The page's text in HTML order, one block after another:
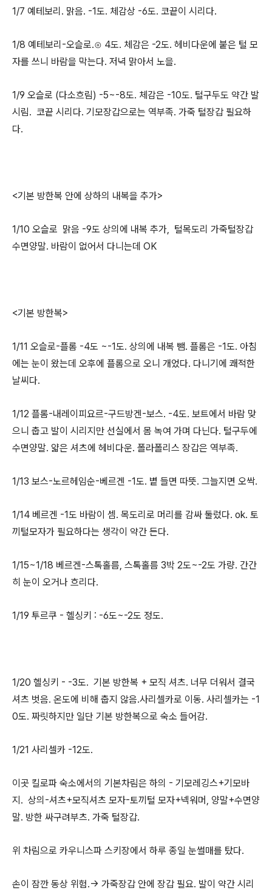
1/7 예테보리. 맑음. -1도. 체감상 -6도. 코끝이 시리다.
1/8 예테보리-오슬로.⊙ 4도. 체감은 -2도. 헤비다운에 붙은 털 모
자를 쓰니 바람을 막는다. 저녁 맑아서 노을.
1/9 오슬로 (다소흐림) -5~-8도. 체감은 -10도. 털구두도 약간 발
시림. 코끝 시리다. 기모장갑으로는 역부족. 가죽 털장갑 필요하
다.
<기본 방한복 안에 상하의 내복을 추가>
1/10 오슬로 맑음 -9도 상의에 내복 추가, 털목도리 가죽털장갑
수면양말. 바람이 없어서 다니는데 OK
<기본 방한복>
1/11 오슬로-플롬 -4도 ~-1도. 상의에 내복 뺌. 플롬은 -1도. 아침
에는 눈이 왔는데 오후에 플롬으로 오니 개었다. 다니기에 쾌적한
날씨다.
1/12 플롬-내레이피요르-구드방겐-보스. -4도. 보트에서 바람 맞
으니 춥고 발이 시리지만 선실에서 몸 녹여 가며 다닌다. 털구두에
수면양말. 얇은 셔츠에 헤비다운. 폴라폴리스 장갑은 역부족.
1/13 보스-노르헤임순-베르겐 -1도. 볕 들면 따뜻. 그늘지면 오싹.
1/14 베르겐 -1도 바람이 셈. 목도리로 머리를 감싸 둘렀다. ok. 토
끼털모자가 필요하다는 생각이 약간 든다.
1/15~1/18 베르겐-스톡홀름, 스톡홀름 3박 2도~-2도 가량. 간간
히 눈이 오거나 흐리다.
​1/19 투르쿠 - 헬싱키 : -6도~-2도 정도.
1/20 헬싱키 - -3도. 기본 방한복 + 모직 셔츠. 너무 더워서 결국
셔츠 벗음. 온도에 비해 춥지 않음.사리셀카로 이동. 사리셀카는 -1
0도. 짜릿하지만 일단 기본 방한복으로 숙소 들어감.
1/21 사리셀카 -12도.
이곳 킬로파 숙소에서의 기본차림은 하의 - 기모레깅스+기모바
지. 상의-셔츠+모직셔츠 모자-토끼털 모자+넥워머, 양말+수면양
말. 방한 싸구려부츠. 가죽 털장갑.
위 차림으로 카우니스파 스키장에서 하루 종일 눈썰매를 탔다.
손이 잠깐 동상 위험.→ 가죽장갑 안에 장갑 필요. 발이 약간 시리